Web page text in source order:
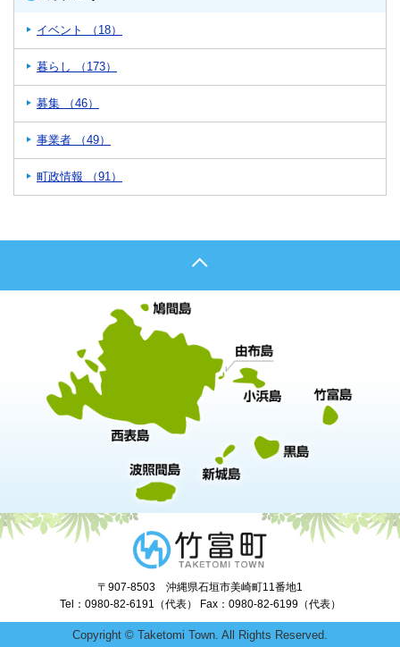
イベント （18）
暮らし （173）
募集 （46）
事業者 （49）
町政情報 （91）
〒907-8503 沖縄県石垣市美崎町11番地1
Tel：0980-82-6191（代表） Fax：0980-82-6199（代表）
Copyright © Taketomi Town. All Rights Reserved.